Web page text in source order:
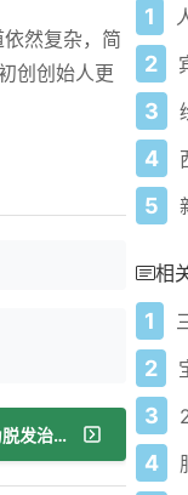
然复杂，简
创创始人更
下一篇：富血小板血浆与毛发移植作为脱发治疗的新疗法：色素沉着人群的应用与注意事项
1
2
3
4
5
相
1
2
3
4